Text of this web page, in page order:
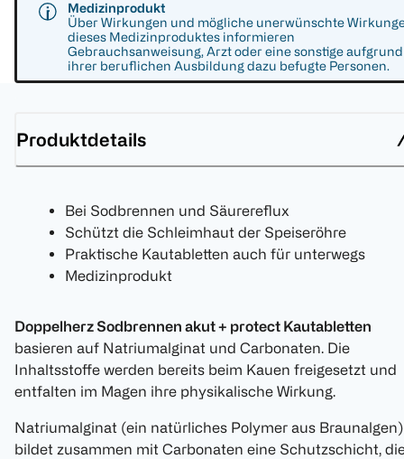
Medizinprodukt
Über Wirkungen und mögliche unerwünschte
dieses Medizinproduktes informieren
Gebrauchsanweisung, Arzt oder eine sonstige aufgrund
ihrer beruflichen Ausbildung dazu befugte Personen.
Produktdetails
Bei Sodbrennen und Säurereflux
Schützt die Schleimhaut der Speiseröhre
Praktische Kautabletten auch für unterwegs
Medizinprodukt
Doppelherz Sodbrennen akut + protect Kautabletten
basieren auf Natriumalginat und Carbonaten. Die
Inhaltsstoffe werden bereits beim Kauen freigesetzt und
entfalten im Magen ihre physikalische Wirkung.
Natriumalginat (ein natürliches Polymer aus Braunalgen)
bildet zusammen mit Carbonaten eine Schutzschicht,